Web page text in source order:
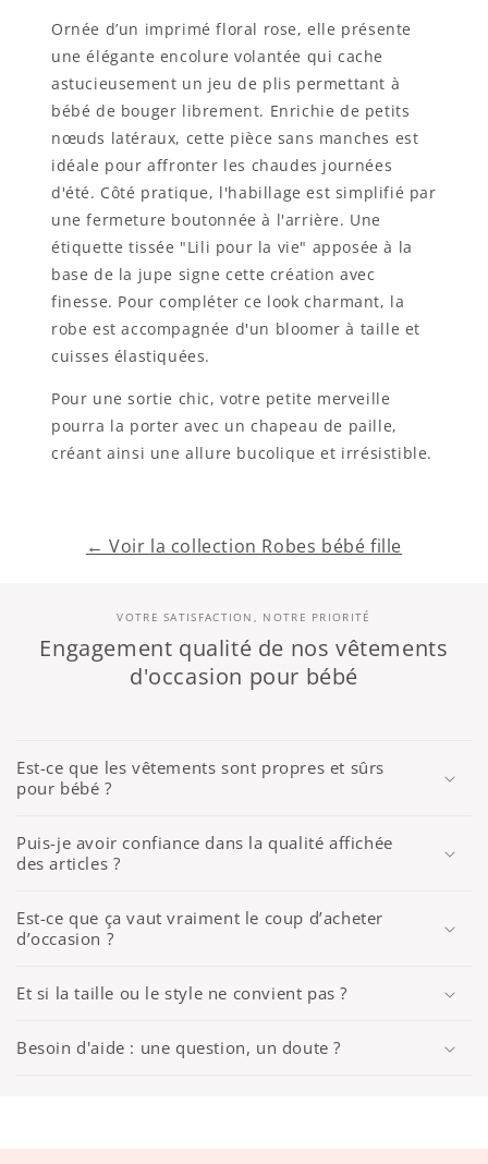
Ornée d’un imprimé floral rose, elle présente
une élégante encolure volantée qui cache
astucieusement un jeu de plis permettant à
bébé de bouger librement. Enrichie de petits
nœuds latéraux, cette pièce sans manches est
idéale pour affronter les chaudes journées
d'été. Côté pratique, l'habillage est simplifié par
une fermeture boutonnée à l'arrière. Une
étiquette tissée "Lili pour la vie" apposée à la
base de la jupe signe cette création avec
finesse. Pour compléter ce look charmant, la
robe est accompagnée d'un bloomer à taille et
cuisses élastiquées.
Pour une sortie chic, votre petite merveille
pourra la porter avec un chapeau de paille,
créant ainsi une allure bucolique et irrésistible.
← Voir la collection Robes bébé fille
VOTRE SATISFACTION, NOTRE PRIORITÉ
Engagement qualité de nos vêtements
d'occasion pour bébé
Est-ce que les vêtements sont propres et sûrs
pour bébé ?
Puis-je avoir confiance dans la qualité affichée
des articles ?
Est-ce que ça vaut vraiment le coup d’acheter
d’occasion ?
Et si la taille ou le style ne convient pas ?
Besoin d'aide : une question, un doute ?